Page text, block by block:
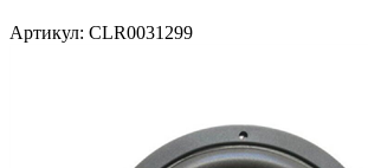
Артикул: CLR0031299